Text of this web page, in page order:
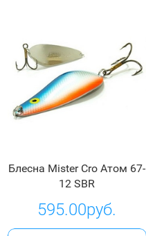
Блесна Mister Cro Атом 67-
12 SBR
595.00руб.